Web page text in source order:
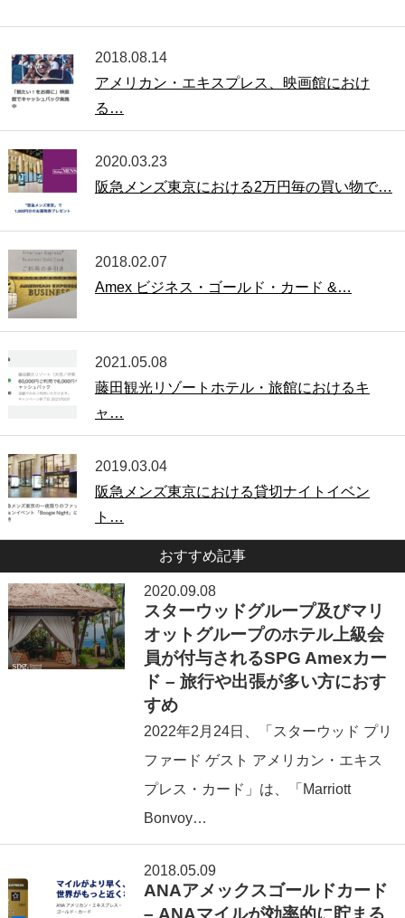
2018.08.14
アメリカン・エキスプレス、映画館におけ
る…
2020.03.23
阪急メンズ東京における2万円毎の買い物で…
2018.02.07
Amex ビジネス・ゴールド・カード &…
2021.05.08
藤田観光リゾートホテル・旅館におけるキ
ャ…
2019.03.04
阪急メンズ東京における貸切ナイトイベン
ト…
おすすめ記事
2020.09.08
スターウッドグループ及びマリ
オットグループのホテル上級会
員が付与されるSPG Amexカー
ド – 旅行や出張が多い方におす
すめ
2022年2⽉24日、「スターウッド プリ
ファード ゲスト アメリカン・エキス
プレス・カード」は、「Marriott
Bonvoy…
2018.05.09
ANAアメックスゴールドカード
– ANAマイルが効率的に貯まる